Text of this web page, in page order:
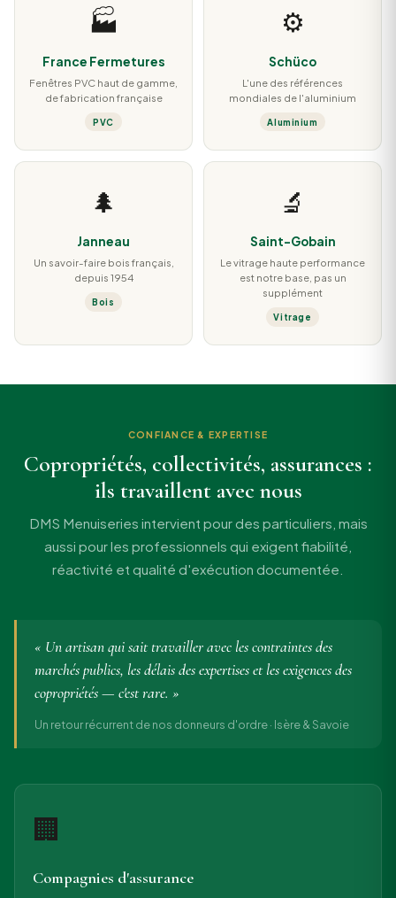
🏭
France Fermetures
Fenêtres PVC haut de gamme,
de fabrication française
PVC
⚙️
Schüco
L'une des références
mondiales de l'aluminium
Aluminium
🌲
Janneau
Un savoir-faire bois français,
depuis 1954
Bois
🔬
Saint-Gobain
Le vitrage haute performance
est notre base, pas un
supplément
Vitrage
CONFIANCE & EXPERTISE
Copropriétés, collectivités, assurances :
ils travaillent avec nous
DMS Menuiseries intervient pour des particuliers, mais
aussi pour les professionnels qui exigent fiabilité,
réactivité et qualité d'exécution documentée.
« Un artisan qui sait travailler avec les contraintes des
marchés publics, les délais des expertises et les exigences des
copropriétés — c'est rare. »
Un retour récurrent de nos donneurs d'ordre · Isère & Savoie
🏢
Compagnies d'assurance